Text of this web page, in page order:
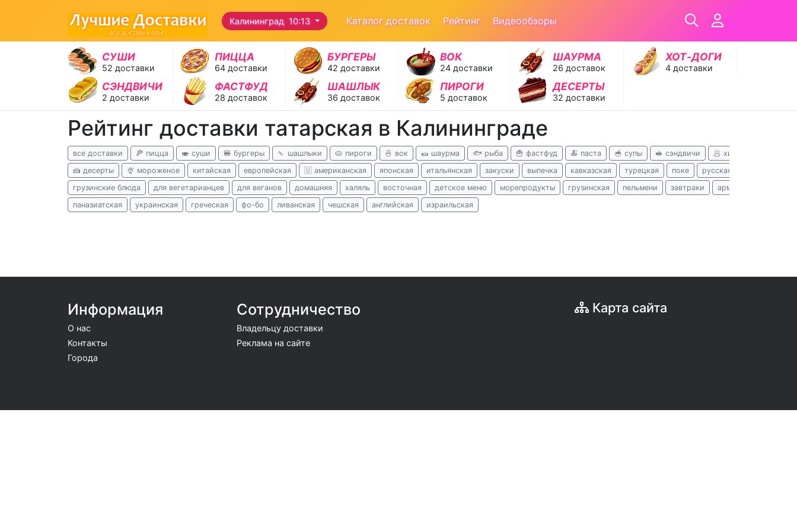
Калининград 10:13 Каталог доставок Рейтинг Видеообзоры
СУШИ
52 доставки
ПИЦЦА
64 доставки
БУРГЕРЫ
42 доставки
ВОК
24 доставки
ШАУРМА
26 доставок
ХОТ‑ДОГИ
4 доставки
СЭНДВИЧИ
2 доставки
ФАСТФУД
28 доставок
ШАШЛЫК
36 доставок
ПИРОГИ
5 доставок
ДЕСЕРТЫ
32 доставки
Рейтинг доставки татарская в Калининграде
все доставки 🍕 пицца 🍣 суши 🍔 бургеры 🍡 шашлыки 🥧 пироги 🍜 вок 🌯 шаурма 🐟 рыба 🍟 фастфуд 🍝 паста 🥣 супы 🥪 сэндвичи 🥟 хинкали
🍰 десерты
🍨 мороженое китайская европейская 🇺 американская японская итальянская закуски выпечка кавказская турецкая поке русская
грузинские блюда
для вегетарианцев для веганов домашняя халяль восточная детское меню морепродукты грузинская пельмени завтраки армянская
паназиатская
украинская греческая фо-бо ливанская чешская английская израильская
Информация
О нас
Контакты
Города
Сотрудничество
Владельцу доставки
Реклама на сайте
Карта сайта